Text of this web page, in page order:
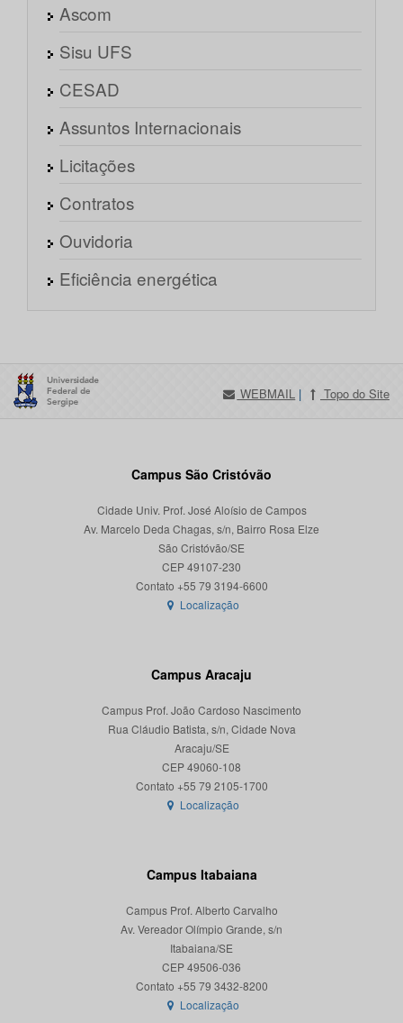
Ascom
Sisu UFS
CESAD
Assuntos Internacionais
Licitações
Contratos
Ouvidoria
Eficiência energética
WEBMAIL | Topo do Site
Campus São Cristóvão
Cidade Univ. Prof. José Aloísio de Campos
Av. Marcelo Deda Chagas, s/n, Bairro Rosa Elze
São Cristóvão/SE
CEP 49107-230
Localização
Campus Aracaju
Campus Prof. João Cardoso Nascimento
Rua Cláudio Batista, s/n, Cidade Nova
Aracaju/SE
CEP 49060-108
Localização
Campus Itabaiana
Campus Prof. Alberto Carvalho
Av. Vereador Olímpio Grande, s/n
Itabaiana/SE
CEP 49506-036
Localização